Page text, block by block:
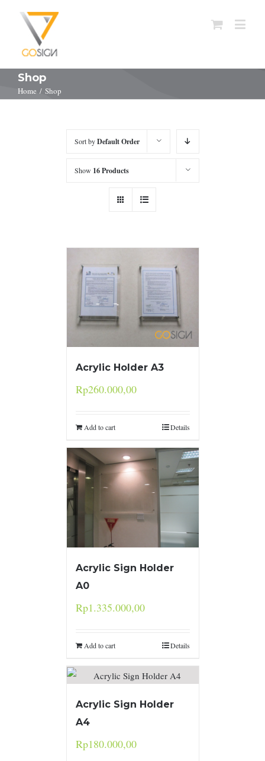
Shop
Home / Shop
Sort byDefault Order
Show 16 Products
Acrylic Holder A3
Rp260.000,00
Add to cart Details
Acrylic Sign Holder
A0
Rp1.335.000,00
Add to cart Details
Acrylic Sign Holder
A4
Rp180.000,00